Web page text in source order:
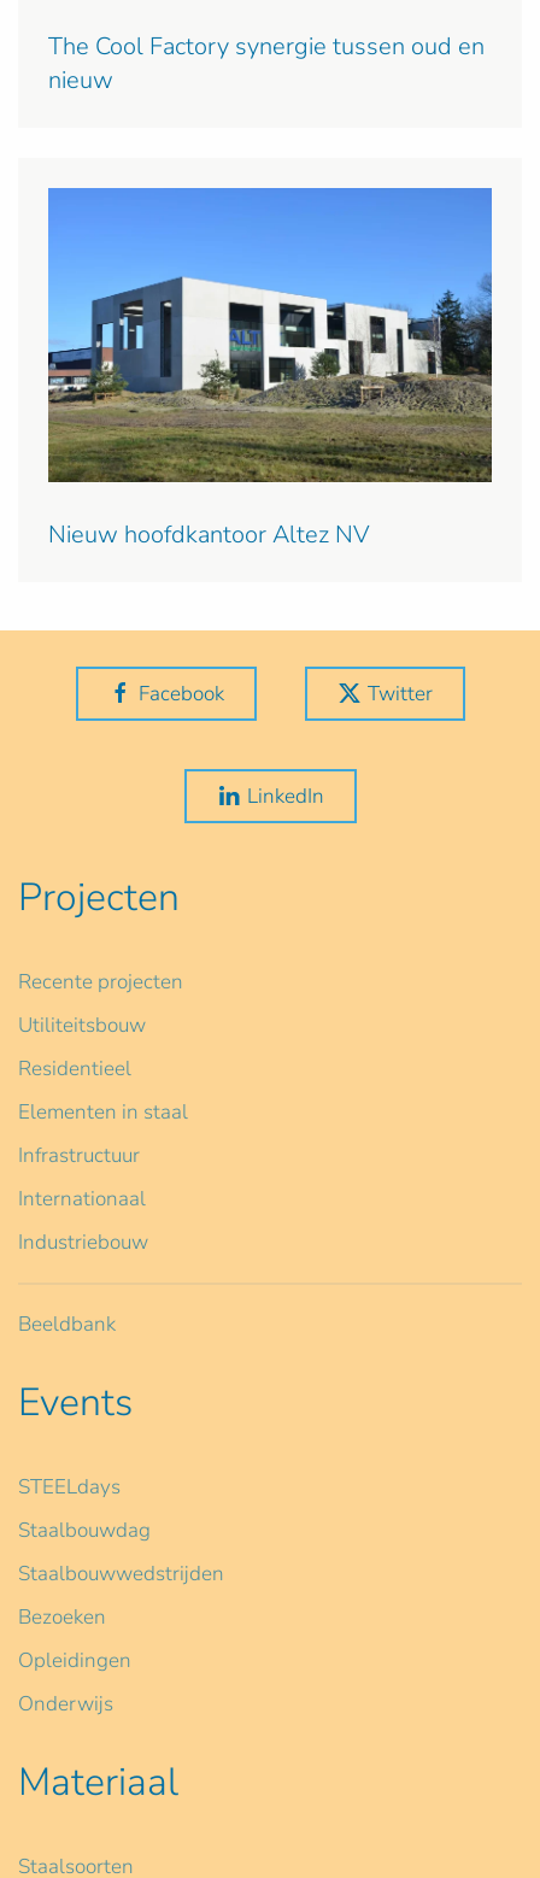
The Cool Factory synergie tussen oud en
nieuw
Nieuw hoofdkantoor Altez NV
Facebook Twitter
LinkedIn
Projecten
Recente projecten
Utiliteitsbouw
Residentieel
Elementen in staal
Infrastructuur
Internationaal
Industriebouw
Beeldbank
Events
STEELdays
Staalbouwdag
Staalbouwwedstrijden
Bezoeken
Opleidingen
Onderwijs
Materiaal
Staalsoorten